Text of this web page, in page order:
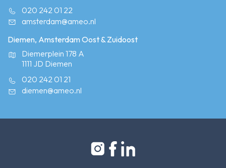
020 242 01 22
amsterdam@ameo.nl
Diemen, Amsterdam Oost & Zuidoost
Diemerplein 178 A
1111 JD Diemen
020 242 01 21
diemen@ameo.nl